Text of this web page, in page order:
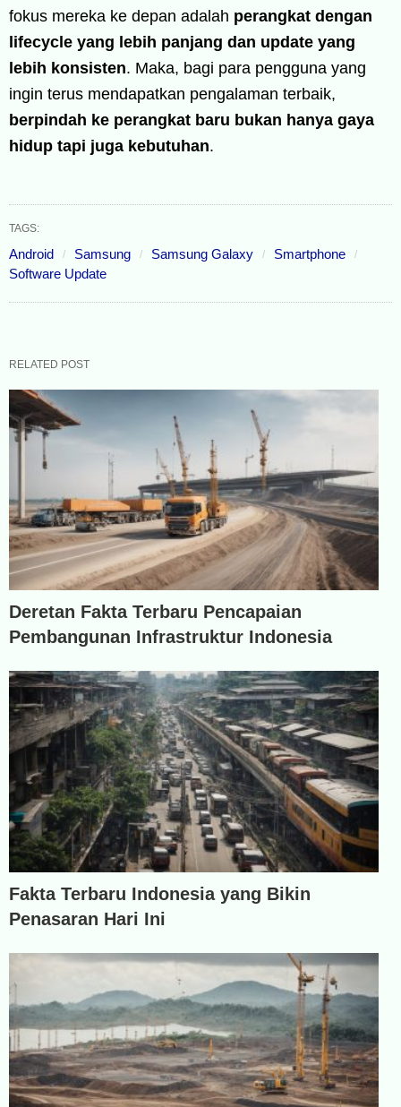
fokus mereka ke depan adalah perangkat dengan
lifecycle yang lebih panjang dan update yang
lebih konsisten. Maka, bagi para pengguna yang
ingin terus mendapatkan pengalaman terbaik,
berpindah ke perangkat baru bukan hanya gaya
hidup tapi juga kebutuhan.
TAGS:
Android Samsung Samsung Galaxy
Smartphone
Software Update
RELATED POST
Deretan Fakta Terbaru Pencapaian
Pembangunan Infrastruktur Indonesia
Fakta Terbaru Indonesia yang Bikin
Penasaran Hari Ini